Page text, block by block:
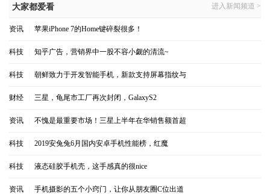
大家都爱看 进入新闻频道 >
资讯 苹果iPhone 7的Home键碎裂很多！
科技 知乎广告，营销界中一股不容小觑的清流~
科技 朝鲜致力于开发智能手机，新款支持屏幕指纹与
财经 三星，龟尾市工厂再次封闭，GalaxyS2
资讯 不愧是最重要市场！三星上半年在华销售额首超
科技 2019安兔兔6月国内安卓手机性能榜，红魔
科技 液态硅胶手机壳，这手感真的很nice
资讯 手机摄影的五个小窍门，让你从朋友圈C位出道